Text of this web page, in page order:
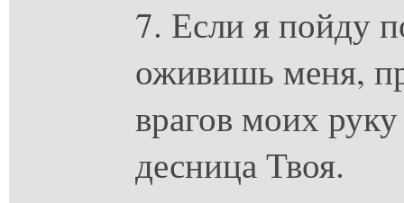
7. Если я пойду
оживишь меня,
врагов моих
десница Твоя.